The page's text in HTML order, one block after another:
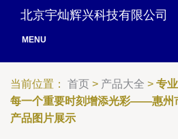
北京宇灿辉兴科技有限公司
MENU
当前位置： 首页 > 产品大全 > 专
每一个重要时刻增添光彩——惠州
产品图片展示